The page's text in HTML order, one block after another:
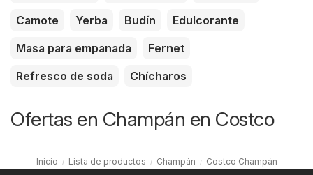
Camote
Yerba Budín
Edulcorante
Masa para empanada
Fernet
Refresco de soda
Chícharos
Ofertas en Champán en Costco
Inicio Lista de productos Champán Costco Champán